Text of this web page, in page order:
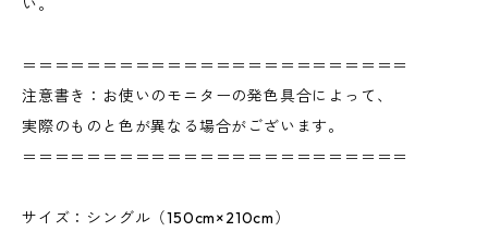
い。
＝＝＝＝＝＝＝＝＝＝＝＝＝＝＝＝＝＝＝＝＝＝＝＝
注意書き：お使いのモニターの発色具合によって、
実際のものと色が異なる場合がございます。
＝＝＝＝＝＝＝＝＝＝＝＝＝＝＝＝＝＝＝＝＝＝＝＝
サイズ：シングル（150cm×210cm）